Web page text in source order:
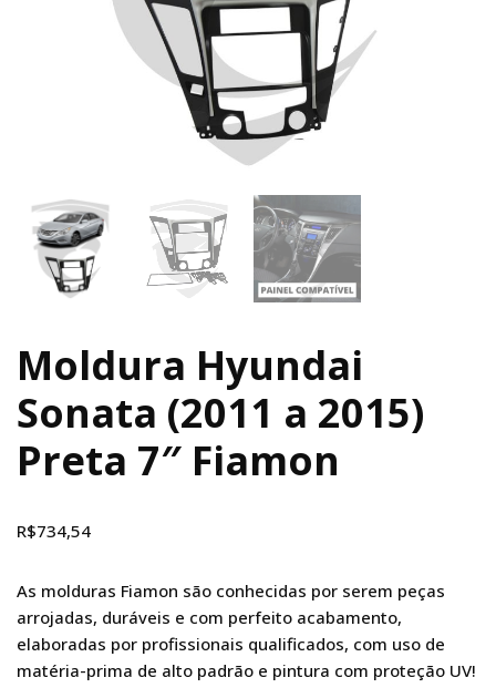
Moldura Hyundai
Sonata (2011 a 2015)
Preta 7″ Fiamon
R$734,54
As molduras Fiamon são conhecidas por serem peças
arrojadas, duráveis e com perfeito acabamento,
elaboradas por profissionais qualificados, com uso de
matéria-prima de alto padrão e pintura com proteção UV!